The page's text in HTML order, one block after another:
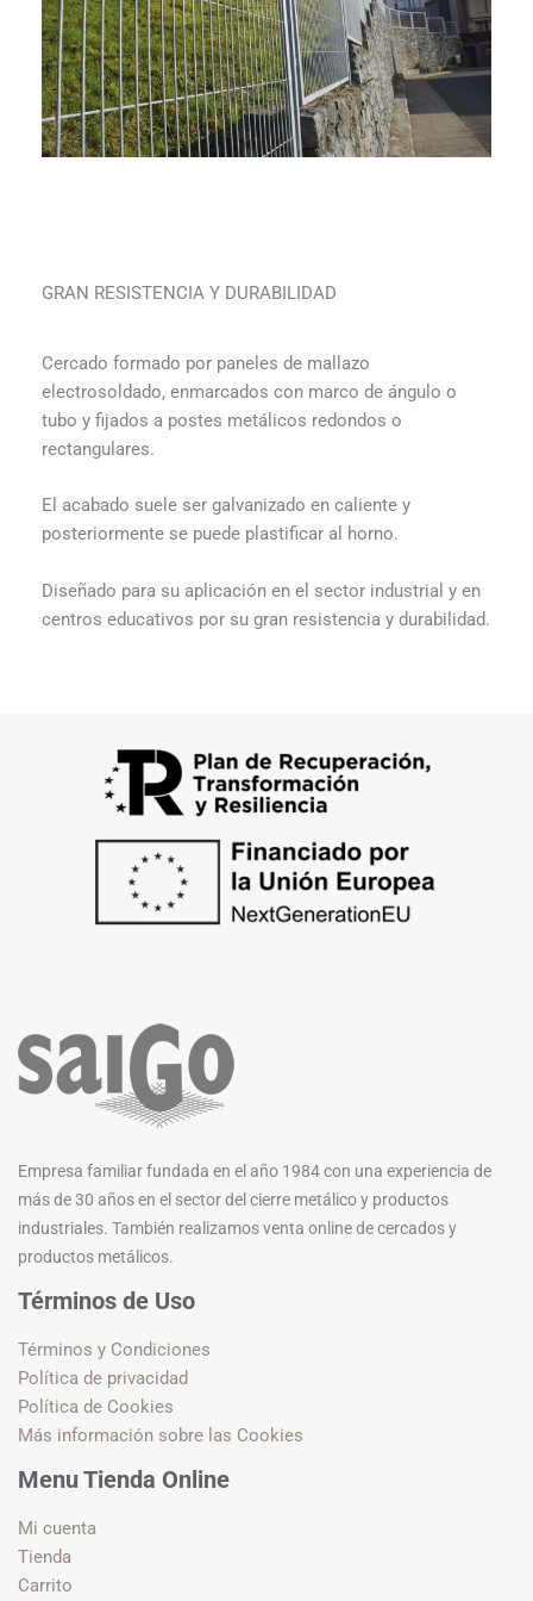
GRAN RESISTENCIA Y DURABILIDAD
Cercado formado por paneles de mallazo
electrosoldado, enmarcados con marco de ángulo o
tubo y fijados a postes metálicos redondos o
rectangulares.
El acabado suele ser galvanizado en caliente y
posteriormente se puede plastificar al horno.
Diseñado para su aplicación en el sector industrial y en
centros educativos por su gran resistencia y durabilidad.
Empresa familiar fundada en el año 1984 con una experiencia de
más de 30 años en el sector del cierre metálico y productos
industriales. También realizamos venta online de cercados y
productos metálicos.
Términos de Uso
Términos y Condiciones
Política de privacidad
Política de Cookies
Más información sobre las Cookies
Menu Tienda Online
Mi cuenta
Tienda
Carrito